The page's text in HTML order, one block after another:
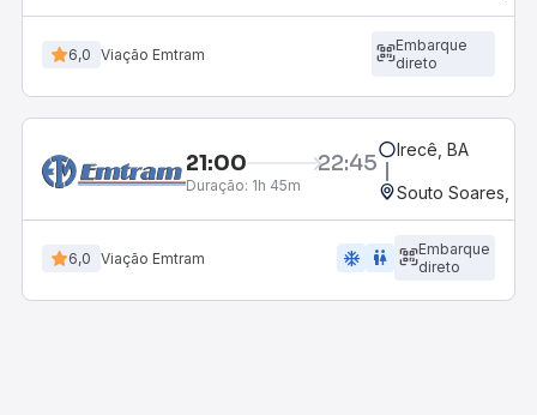
6,0 Viação Emtram
Embarque
direto
21:00 22:45
Duração: 1h 45m
Irecê, BA
Souto Soares, BA
6,0 Viação Emtram ac_unit wc
Embarque
direto